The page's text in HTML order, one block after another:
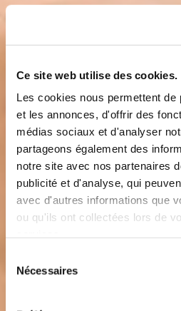
Ce site web utilise des cookies.
Les cookies nous permettent de
et les annonces, d'offrir des
médias sociaux et d'analyser
partageons également des
notre site avec nos partenaires
publicité et d'analyse, qui
avec d'autres informations que
ou qu'ils ont collectées lors de
Nécessaires